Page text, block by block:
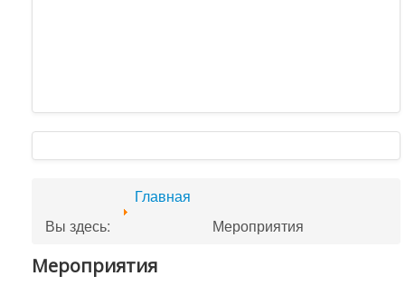
Вы здесь:
Главная
Мероприятия
Мероприятия